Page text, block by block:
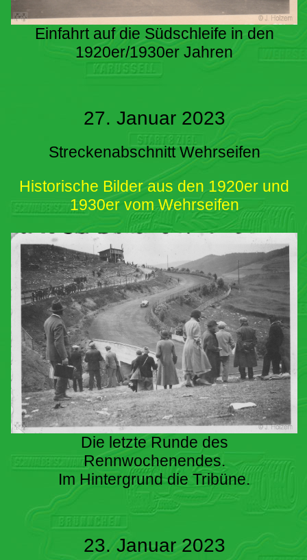
Einfahrt auf die Südschleife in den
1920er/1930er Jahren
27. Januar 2023
Streckenabschnitt Wehrseifen
Historische Bilder aus den 1920er und
1930er vom Wehrseifen
Die letzte Runde des
Rennwochenendes.
Im Hintergrund die Tribüne.
23. Januar 2023